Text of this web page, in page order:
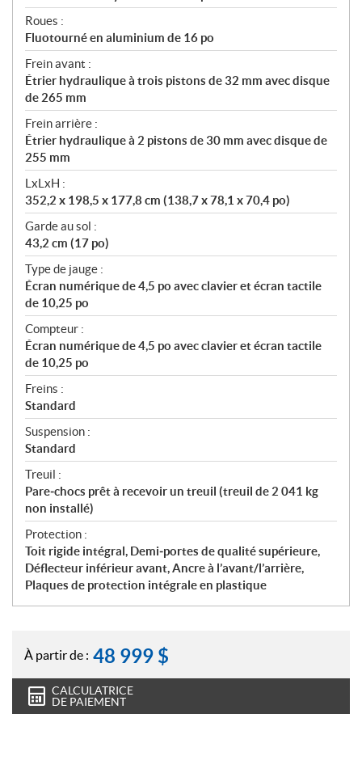
Roues :
Fluotourné en aluminium de 16 po
Frein avant :
Étrier hydraulique à trois pistons de 32 mm avec disque
de 265 mm
Frein arrière :
Étrier hydraulique à 2 pistons de 30 mm avec disque de
255 mm
LxLxH :
352,2 x 198,5 x 177,8 cm (138,7 x 78,1 x 70,4 po)
Garde au sol :
43,2 cm (17 po)
Type de jauge :
Écran numérique de 4,5 po avec clavier et écran tactile
de 10,25 po
Compteur :
Écran numérique de 4,5 po avec clavier et écran tactile
de 10,25 po
Freins :
Standard
Suspension :
Standard
Treuil :
Pare‑chocs prêt à recevoir un treuil (treuil de 2 041 kg
non installé)
Protection :
Toit rigide intégral, Demi‑portes de qualité supérieure,
Déflecteur inférieur avant, Ancre à l’avant/l’arrière,
Plaques de protection intégrale en plastique
À partir de : 48 999 $
CALCULATRICE
DE PAIEMENT